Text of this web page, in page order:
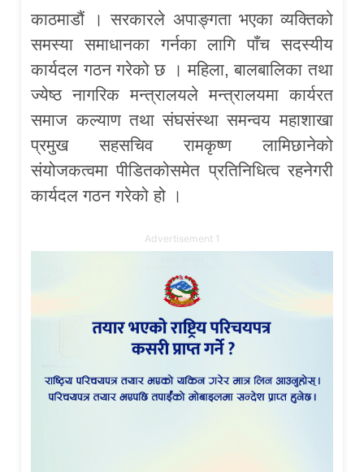
काठमाडौं । सरकारले अपाङ्गता भएका व्यक्तिको
समस्या समाधानका गर्नका लागि पाँच सदस्यीय
कार्यदल गठन गरेको छ । महिला, बालबालिका तथा
ज्येष्ठ नागरिक मन्त्रालयले मन्त्रालयमा कार्यरत
समाज कल्याण तथा संघसंस्था समन्वय महाशाखा
प्रमुख सहसचिव रामकृष्ण लामिछानेको
संयोजकत्वमा पीडितकोसमेत प्रतिनिधित्व रहनेगरी
कार्यदल गठन गरेको हो ।
Advertisement 1